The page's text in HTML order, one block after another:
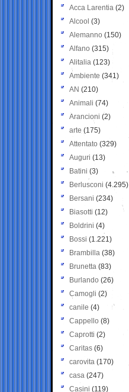
Acca Larentia (2)
Alcool (3)
Alemanno (150)
Alfano (315)
Alitalia (123)
Ambiente (341)
AN (210)
Animali (74)
Arancioni (2)
arte (175)
Attentato (329)
Auguri (13)
Batini (3)
Berlusconi (4.295)
Bersani (234)
Biasotti (12)
Boldrini (4)
Bossi (1.221)
Brambilla (38)
Brunetta (83)
Burlando (26)
Camogli (2)
canile (4)
Cappello (8)
Caprotti (2)
Caritas (6)
carovita (170)
casa (247)
Casini (119)